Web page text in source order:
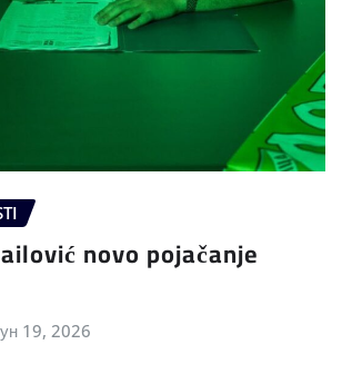
novo pojačanje
19, 2026